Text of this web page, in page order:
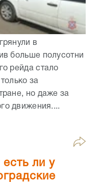
в
больше полусотни
рейда стало
за
но даже за
движения....
ли у